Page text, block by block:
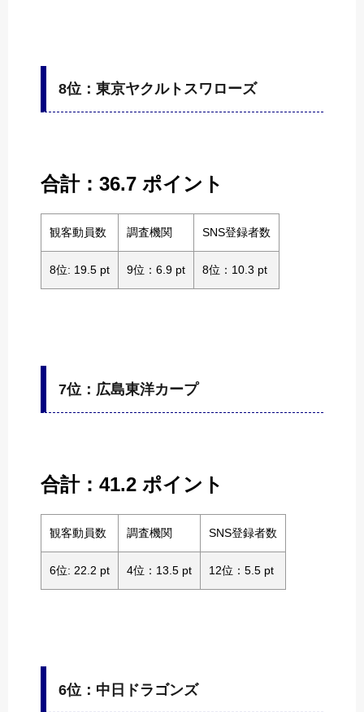
8位：東京ヤクルトスワローズ
合計：36.7 ポイント
観客動員数 調査機関 SNS登録者数
8位: 19.5 pt 9位：6.9 pt 8位：10.3 pt
7位：広島東洋カープ
合計：41.2 ポイント
観客動員数 調査機関 SNS登録者数
6位: 22.2 pt 4位：13.5 pt 12位：5.5 pt
6位：中日ドラゴンズ